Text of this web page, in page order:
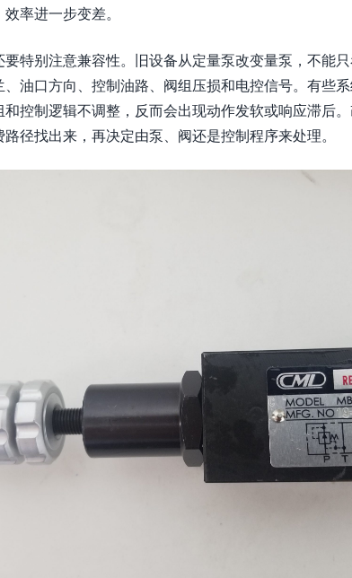
率进一步变差。
特别注意兼容性。旧设备从定量泵改变量泵，不能
油口方向、控制油路、阀组压损和电控信号。有些系
控制逻辑不调整，反而会出现动作发软或响应滞后
径找出来，再决定由泵、阀还是控制程序来处理。